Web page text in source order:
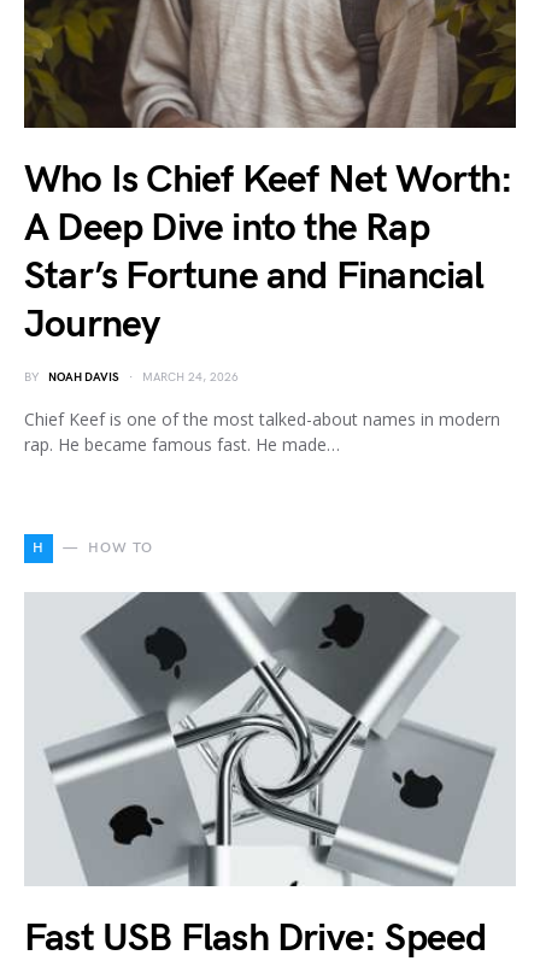
Who Is Chief Keef Net Worth:
A Deep Dive into the Rap
Star’s Fortune and Financial
Journey
BY NOAH DAVIS MARCH 24, 2026
Chief Keef is one of the most talked-about names in modern
rap. He became famous fast. He made…
H HOW TO
Fast USB Flash Drive: Speed